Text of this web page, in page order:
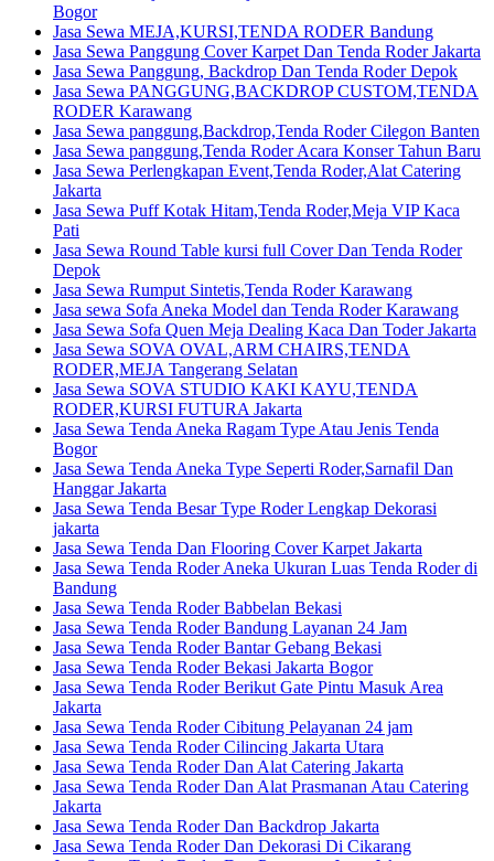
Bogor
Jasa Sewa MEJA,KURSI,TENDA RODER Bandung
Jasa Sewa Panggung Cover Karpet Dan Tenda Roder Jakarta
Jasa Sewa Panggung, Backdrop Dan Tenda Roder Depok
Jasa Sewa PANGGUNG,BACKDROP CUSTOM,TENDA
RODER Karawang
Jasa Sewa panggung,Backdrop,Tenda Roder Cilegon Banten
Jasa Sewa panggung,Tenda Roder Acara Konser Tahun Baru
Jasa Sewa Perlengkapan Event,Tenda Roder,Alat Catering
Jakarta
Jasa Sewa Puff Kotak Hitam,Tenda Roder,Meja VIP Kaca
Pati
Jasa Sewa Round Table kursi full Cover Dan Tenda Roder
Depok
Jasa Sewa Rumput Sintetis,Tenda Roder Karawang
Jasa sewa Sofa Aneka Model dan Tenda Roder Karawang
Jasa Sewa Sofa Quen Meja Dealing Kaca Dan Toder Jakarta
Jasa Sewa SOVA OVAL,ARM CHAIRS,TENDA
RODER,MEJA Tangerang Selatan
Jasa Sewa SOVA STUDIO KAKI KAYU,TENDA
RODER,KURSI FUTURA Jakarta
Jasa Sewa Tenda Aneka Ragam Type Atau Jenis Tenda
Bogor
Jasa Sewa Tenda Aneka Type Seperti Roder,Sarnafil Dan
Hanggar Jakarta
Jasa Sewa Tenda Besar Type Roder Lengkap Dekorasi
jakarta
Jasa Sewa Tenda Dan Flooring Cover Karpet Jakarta
Jasa Sewa Tenda Roder Aneka Ukuran Luas Tenda Roder di
Bandung
Jasa Sewa Tenda Roder Babbelan Bekasi
Jasa Sewa Tenda Roder Bandung Layanan 24 Jam
Jasa Sewa Tenda Roder Bantar Gebang Bekasi
Jasa Sewa Tenda Roder Bekasi Jakarta Bogor
Jasa Sewa Tenda Roder Berikut Gate Pintu Masuk Area
Jakarta
Jasa Sewa Tenda Roder Cibitung Pelayanan 24 jam
Jasa Sewa Tenda Roder Cilincing Jakarta Utara
Jasa Sewa Tenda Roder Dan Alat Catering Jakarta
Jasa Sewa Tenda Roder Dan Alat Prasmanan Atau Catering
Jakarta
Jasa Sewa Tenda Roder Dan Backdrop Jakarta
Jasa Sewa Tenda Roder Dan Dekorasi Di Cikarang